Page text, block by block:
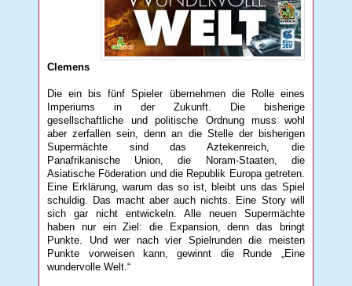
Clemens
Die ein bis fünf Spieler übernehmen die Rolle eines
Imperiums in der Zukunft. Die bisherige
gesellschaftliche und politische Ordnung muss wohl
aber zerfallen sein, denn an die Stelle der bisherigen
Supermächte sind das Aztekenreich, die
Panafrikanische Union, die Noram-Staaten, die
Asiatische Föderation und die Republik Europa getreten.
Eine Erklärung, warum das so ist, bleibt uns das Spiel
schuldig. Das macht aber auch nichts. Eine Story will
sich gar nicht entwickeln. Alle neuen Supermächte
haben nur ein Ziel: die Expansion, denn das bringt
Punkte. Und wer nach vier Spielrunden die meisten
Punkte vorweisen kann, gewinnt die Runde „Eine
wundervolle Welt.“